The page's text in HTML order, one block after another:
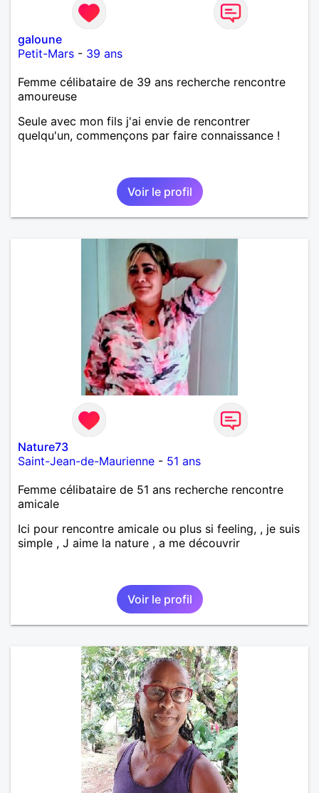
galoune
Petit-Mars - 39 ans
Femme célibataire de 39 ans recherche rencontre
amoureuse
Seule avec mon fils j'ai envie de rencontrer
quelqu'un, commençons par faire connaissance !
Voir le profil
Nature73
Saint-Jean-de-Maurienne - 51 ans
Femme célibataire de 51 ans recherche rencontre
amicale
Ici pour rencontre amicale ou plus si feeling, , je suis
simple , J aime la nature , a me découvrir
Voir le profil